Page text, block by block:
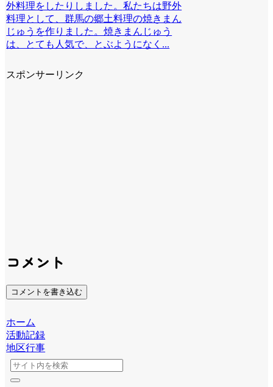
外料理をしたりしました。私たちは野外
料理として、群馬の郷土料理の焼きまん
じゅうを作りました。焼きまんじゅう
は、とても人気で、とぶようになく...
スポンサーリンク
コメント
コメントを書き込む
ホーム
活動記録
地区行事